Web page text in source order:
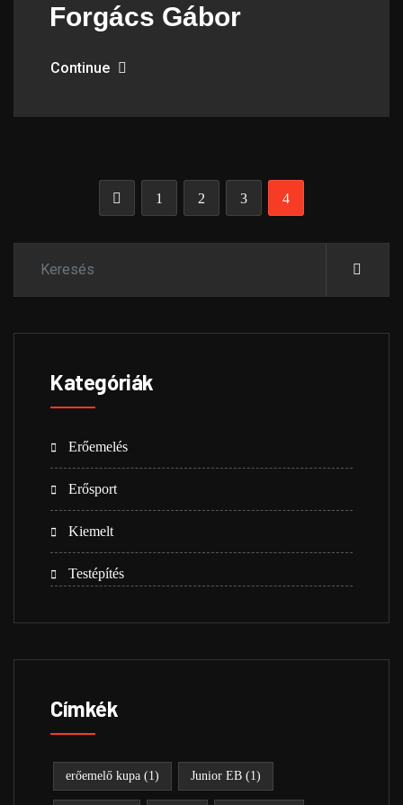
Forgács Gábor
Continue
1 2 3 4
Kategóriák
Erőemelés
Erősport
Kiemelt
Testépítés
Címkék
erőemelő kupa (1) Junior EB (1)